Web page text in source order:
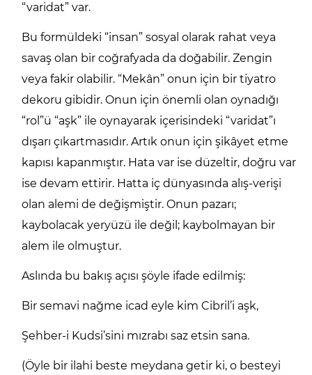
“varidat” var.
Bu formüldeki “insan” sosyal olarak rahat veya
savaş olan bir coğrafyada da doğabilir. Zengin
veya fakir olabilir. “Mekân” onun için bir tiyatro
dekoru gibidir. Onun için önemli olan oynadığı
“rol”ü “aşk” ile oynayarak içerisindeki “varidat”ı
dışarı çıkartmasıdır. Artık onun için şikâyet etme
kapısı kapanmıştır. Hata var ise düzeltir, doğru var
ise devam ettirir. Hatta iç dünyasında alış-verişi
olan alemi de değişmiştir. Onun pazarı;
kaybolacak yeryüzü ile değil; kaybolmayan bir
alem ile olmuştur.
Aslında bu bakış açısı şöyle ifade edilmiş:
Bir semavi nağme icad eyle kim Cibril’i aşk,
Şehber-i Kudsi’sini mızrabı saz etsin sana.
(Öyle bir ilahi beste meydana getir ki, o besteyi